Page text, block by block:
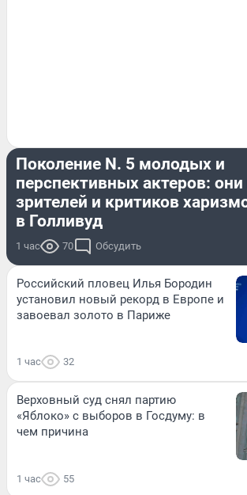
Поколение N. 5 молодых и
перспективных актеров:
зрителей и критиков
в Голливуд
1 час 70 Обсудить
Российский пловец Илья Бородин
установил новый рекорд в Европе и
завоевал золото в Париже
1 час 32
Верховный суд снял партию
«Яблоко» с выборов в Госдуму: в
чем причина
1 час 55